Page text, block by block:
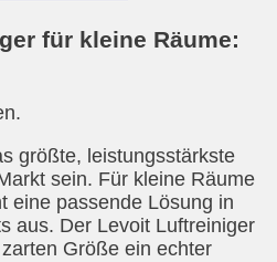
für kleine Räume:
größte, leistungsstärkste
sein. Für kleine Räume
eine passende Lösung in
aus. Der Levoit Luftreiniger
Größe ein echter